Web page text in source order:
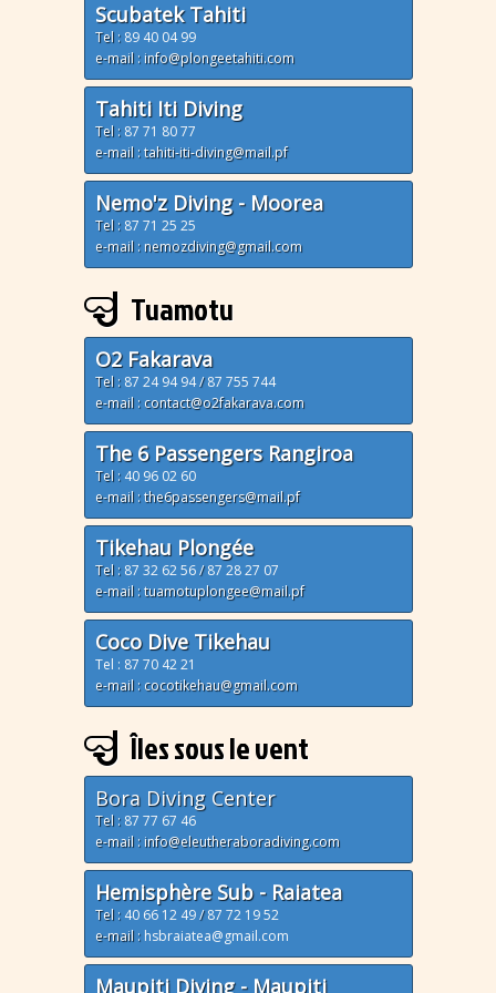
Scubatek Tahiti
Tel : 89 40 04 99
e-mail : info@plongeetahiti.com
Tahiti Iti Diving
Tel : 87 71 80 77
e-mail : tahiti-iti-diving@mail.pf
Nemo'z Diving - Moorea
Tel : 87 71 25 25
e-mail : nemozdiving@gmail.com
Tuamotu
O2 Fakarava
Tel : 87 24 94 94/87 755 744
e-mail : contact@o2fakarava.com
The 6 Passengers Rangiroa
Tel : 40 96 02 60
e-mail : the6passengers@mail.pf
Tikehau Plongée
Tel : 87 32 62 56/87 28 27 07
e-mail : tuamotuplongee@mail.pf
Coco Dive Tikehau
Tel : 87 70 42 21
e-mail : cocotikehau@gmail.com
Îles sous le vent
Bora Diving Center
Tel : 87 77 67 46
e-mail : info@eleutheraboradiving.com
Hemisphère Sub - Raiatea
Tel : 40 66 12 49/87 72 19 52
e-mail : hsbraiatea@gmail.com
Maupiti Diving - Maupiti